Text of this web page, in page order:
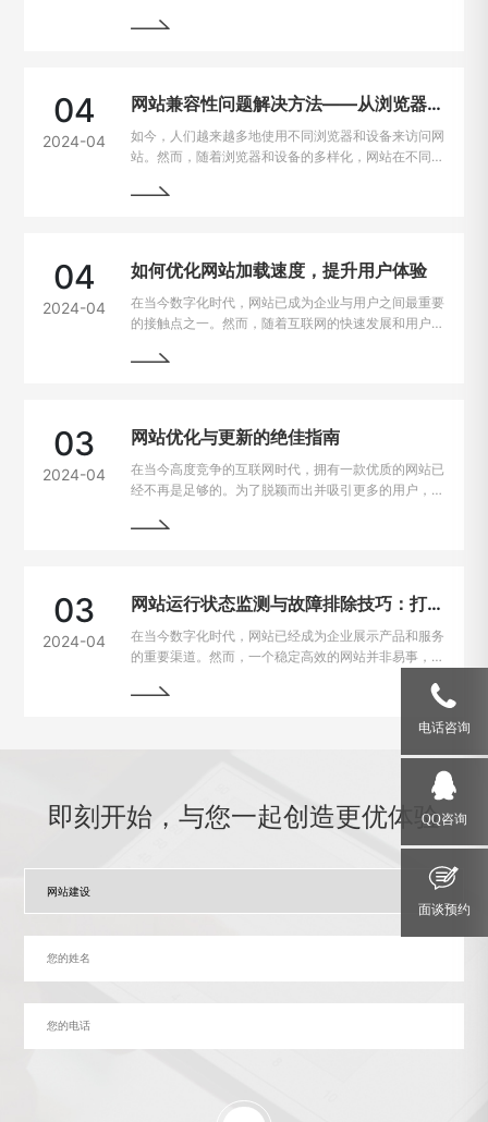
为构建门户网站的首选技术之一。
04
2024-04
网站兼容性问题解决方法——从浏览器到设备的完美适配
如今，人们越来越多地使用不同浏览器和设备来访问网
站。然而，随着浏览器和设备的多样化，网站在不同平
在电脑、手机、平板上都能有良好的使用体验，我们需
04
2024-04
如何优化网站加载速度，提升用户体验
在当今数字化时代，网站已成为企业与用户之间最重要
的接触点之一。然而，随着互联网的快速发展和用户需
重要因素。一般来说，如果一个网站的加载速度过慢，
验，成为了每个网站主的重要课题。
03
2024-04
网站优化与更新的绝佳指南
在当今高度竞争的互联网时代，拥有一款优质的网站已
经不再是足够的。为了脱颖而出并吸引更多的用户，持
如何进行网站的持续优化与更新，以帮助您实现网站的
03
2024-04
网站运行状态监测与故障排除技巧：打造稳定高效的在线平台
在当今数字化时代，网站已经成为企业展示产品和服务
的重要渠道。然而，一个稳定高效的网站并非易事，因
绍一些运行状态监测与故障排除的技巧，帮助网站管理
即刻开始，与您一起创造更优体验
电话咨询
QQ咨询
面谈预约